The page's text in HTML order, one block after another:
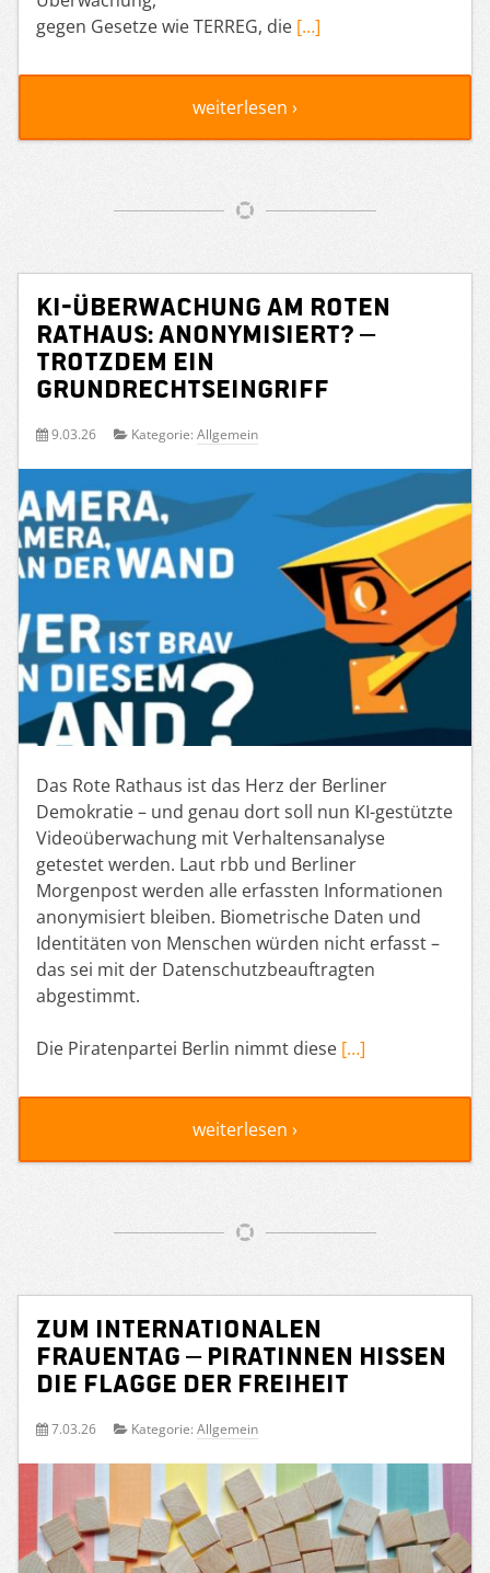
gegen Gesetze wie TERREG, die […]
weiterlesen ›
KI-Überwachung am Roten
Rathaus: Anonymisiert? –
Trotzdem ein
Grundrechtseingriff
9.03.26 Kategorie: Allgemein
Das Rote Rathaus ist das Herz der Berliner
Demokratie – und genau dort soll nun KI-gestützte
Videoüberwachung mit Verhaltensanalyse
getestet werden. Laut rbb und Berliner
Morgenpost werden alle erfassten Informationen
anonymisiert bleiben. Biometrische Daten und
Identitäten von Menschen würden nicht erfasst –
das sei mit der Datenschutzbeauftragten
abgestimmt.
Die Piratenpartei Berlin nimmt diese […]
weiterlesen ›
Zum Internationalen
Frauentag – Piratinnen hissen
die Flagge der Freiheit
7.03.26 Kategorie: Allgemein